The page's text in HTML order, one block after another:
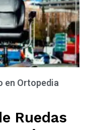
en Ortopedia
Ruedas